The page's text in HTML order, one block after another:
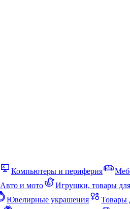
Компьютеры и периферия
Авто и мото Игрушки, товары
Ювелирные украшения Товары